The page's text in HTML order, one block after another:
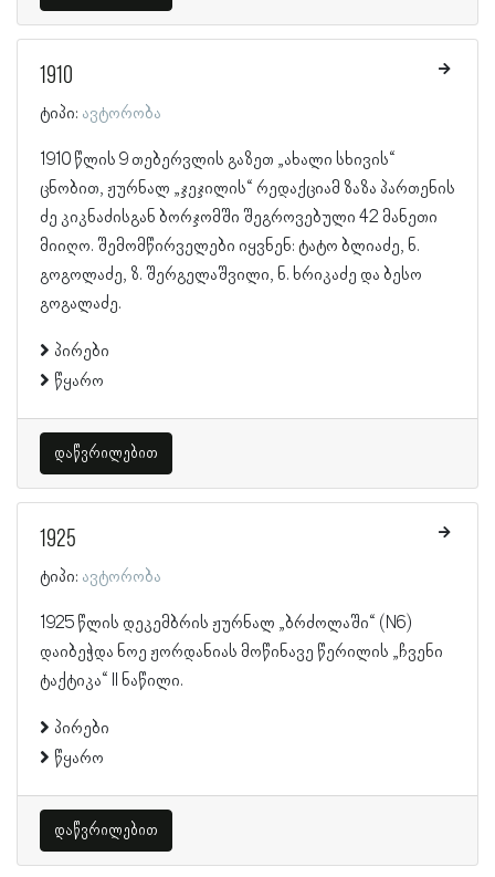
1910
ტიპი: ავტორობა
1910 წლის 9 თებერვლის გაზეთ „ახალი სხივის“
ცნობით, ჟურნალ „ჯეჯილის“ რედაქციამ ზაზა პართენის
ძე კიკნაძისგან ბორჯომში შეგროვებული 42 მანეთი
მიიღო. შემომწირველები იყვნენ: ტატო ბლიაძე, ნ.
გოგოლაძე, ზ. შერგელაშვილი, ნ. ხრიკაძე და ბესო
გოგალაძე.
პირები
წყარო
დაწვრილებით
1925
ტიპი: ავტორობა
1925 წლის დეკემბრის ჟურნალ „ბრძოლაში“ (N6)
დაიბეჭდა ნოე ჟორდანიას მოწინავე წერილის „ჩვენი
ტაქტიკა“ II ნაწილი.
პირები
წყარო
დაწვრილებით